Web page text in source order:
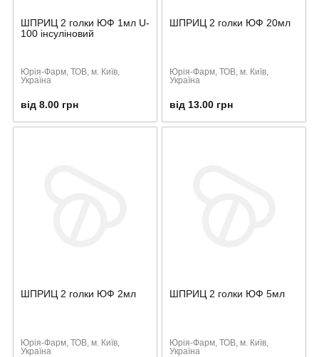
ШПРИЦ 2 голки ЮФ 1мл U-
100 інсуліновий
Юрія-Фарм, ТОВ, м. Київ,
Україна
від 8.00 грн
ШПРИЦ 2 голки ЮФ 20мл
Юрія-Фарм, ТОВ, м. Київ,
Україна
від 13.00 грн
ШПРИЦ 2 голки ЮФ 2мл
Юрія-Фарм, ТОВ, м. Київ,
Україна
ШПРИЦ 2 голки ЮФ 5мл
Юрія-Фарм, ТОВ, м. Київ,
Україна